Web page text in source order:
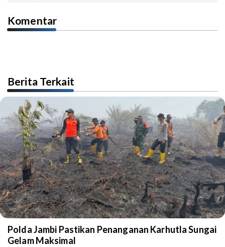
Komentar
Berita Terkait
Polda Jambi Pastikan Penanganan Karhutla Sungai
Gelam Maksimal